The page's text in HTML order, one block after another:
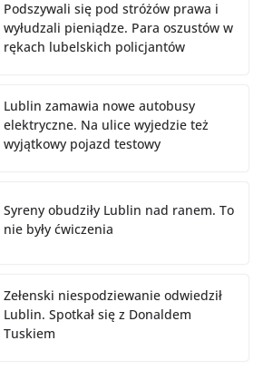
Podszywali się pod stróżów prawa i
wyłudzali pieniądze. Para oszustów w
rękach lubelskich policjantów
Lublin zamawia nowe autobusy
elektryczne. Na ulice wyjedzie też
wyjątkowy pojazd testowy
Syreny obudziły Lublin nad ranem. To
nie były ćwiczenia
Zełenski niespodziewanie odwiedził
Lublin. Spotkał się z Donaldem
Tuskiem